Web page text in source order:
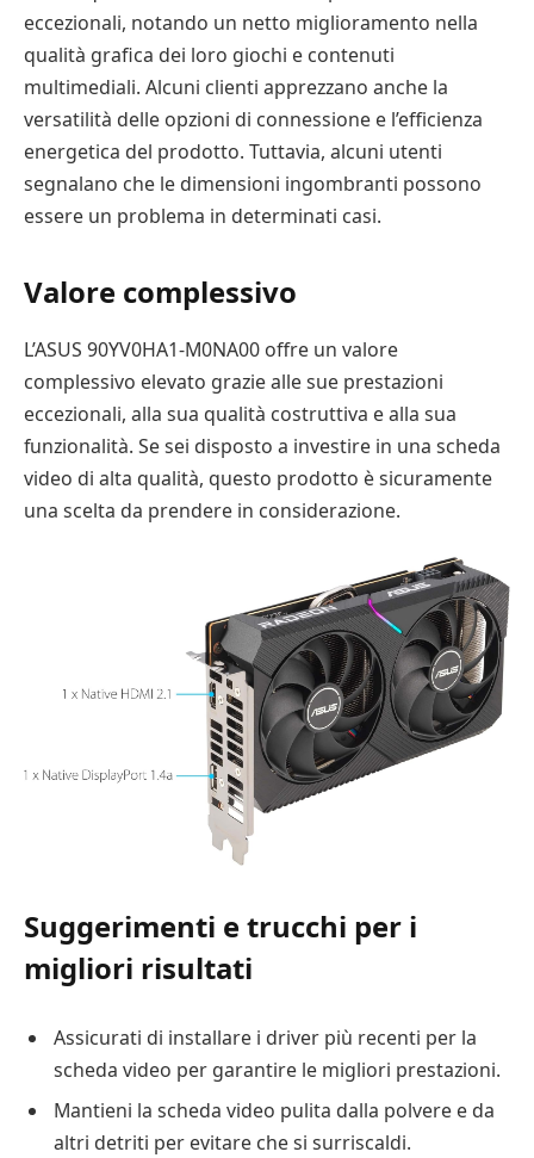
eccezionali, notando un netto miglioramento nella
qualità grafica dei loro giochi e contenuti
multimediali. Alcuni clienti apprezzano anche la
versatilità delle opzioni di connessione e l’efficienza
energetica del prodotto. Tuttavia, alcuni utenti
segnalano che le dimensioni ingombranti possono
essere un problema in determinati casi.
Valore complessivo
L’ASUS 90YV0HA1-M0NA00 offre un valore
complessivo elevato grazie alle sue prestazioni
eccezionali, alla sua qualità costruttiva e alla sua
funzionalità. Se sei disposto a investire in una scheda
video di alta qualità, questo prodotto è sicuramente
una scelta da prendere in considerazione.
Suggerimenti e trucchi per i
migliori risultati
Assicurati di installare i driver più recenti per la
scheda video per garantire le migliori prestazioni.
Mantieni la scheda video pulita dalla polvere e da
altri detriti per evitare che si surriscaldi.